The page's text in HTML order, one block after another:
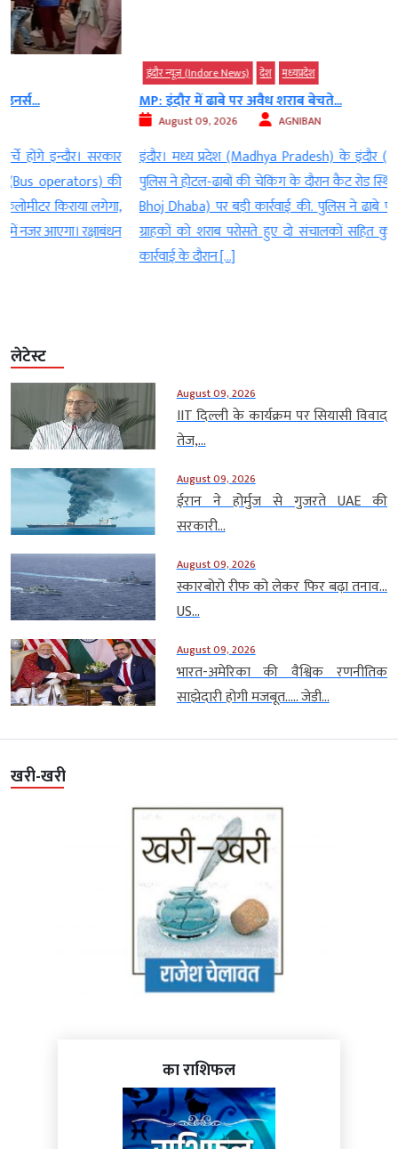
देश मध्‍यप्रदेश
MP: इंदौर में ढाबे पर अवैध शराब बेचते...
AGNIBAN
इंदौर। मध्य प्रदेश (Madhya Pradesh) के इंदौर (Indore) की राऊ थाना
पुलिस ने होटल-ढाबों की चेकिंग के दौरान कैट रोड स्थित राजा भोज ढाबे (Raja
Bhoj Dhaba) पर बड़ी कार्रवाई की. पुलिस ने ढाबे पर बिना वैध लाइसेंस के
ग्राहकों को शराब परोसते हुए दो संचालकों सहित कुल 6 लोगों को पकड़ा.
लेटेस्ट
August 09, 2026
IIT दिल्ली के कार्यक्रम पर सियासी विवाद
तेज,...
August 09, 2026
ईरान ने होर्मुज से गुजरते UAE की
सरकारी...
August 09, 2026
स्कारबोरो रीफ को लेकर फिर बढ़ा तनाव…
US...
August 09, 2026
भारत-अमेरिका की वैश्विक रणनीतिक
साझेदारी होगी मजबूत….. जेडी...
खरी-खरी
का राशिफल